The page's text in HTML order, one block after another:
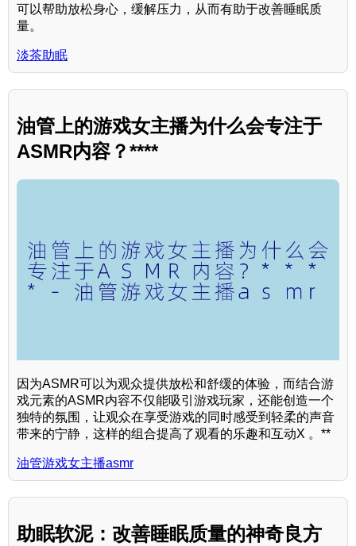
可以帮助放松身心，缓解压力，从而有助于改善睡眠质
量。
淡茶助眠
油管上的游戏女主播为什么会专注于
ASMR内容？****
因为ASMR可以为观众提供放松和舒缓的体验，而结合游
戏元素的ASMR内容不仅能吸引游戏玩家，还能创造一个
独特的氛围，让观众在享受游戏的同时感受到轻柔的声音
带来的宁静，这样的组合提高了观看的乐趣和互动X 。**
油管游戏女主播asmr
助眠软泥：改善睡眠质量的神奇良方